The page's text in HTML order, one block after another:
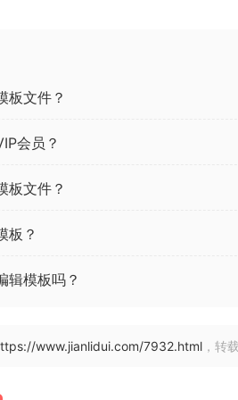
板文件？
会员？
板文件？
板？
辑模板吗？
www.jianlidui.com/7932.html ，转